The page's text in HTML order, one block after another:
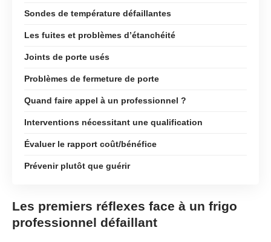
Sondes de température défaillantes
Les fuites et problèmes d’étanchéité
Joints de porte usés
Problèmes de fermeture de porte
Quand faire appel à un professionnel ?
Interventions nécessitant une qualification
Évaluer le rapport coût/bénéfice
Prévenir plutôt que guérir
Les premiers réflexes face à un frigo
professionnel défaillant